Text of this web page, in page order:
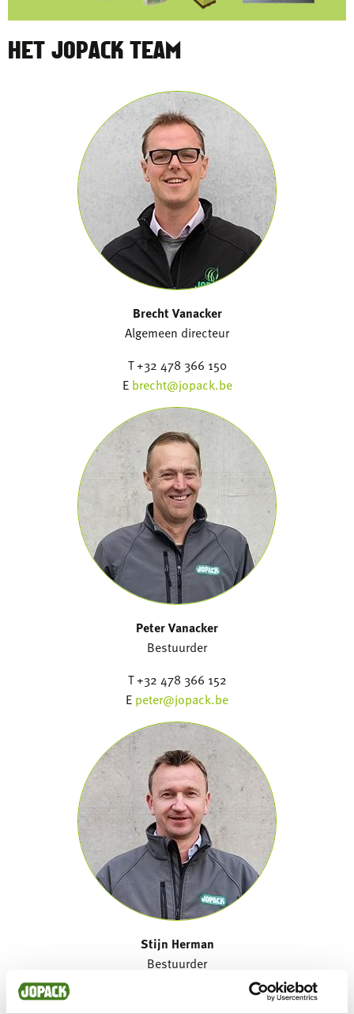
HET JOPACK TEAM
Brecht Vanacker
Algemeen directeur
T +32 478 366 150
E brecht@jopack.be
Peter Vanacker
Bestuurder
T +32 478 366 152
E peter@jopack.be
Stijn Herman
Bestuurder